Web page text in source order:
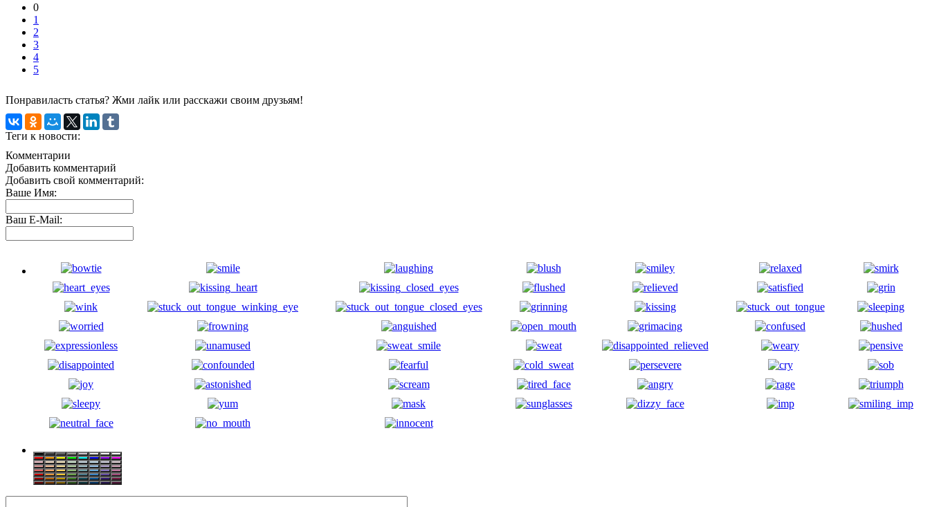
0
1
2
3
4
5
Понравиласть статья? Жми лайк или расскажи своим друзьям!
Теги к новости:
Комментарии
Добавить комментарий
Добавить свой комментарий:
Ваше Имя:
Ваш E-Mail: